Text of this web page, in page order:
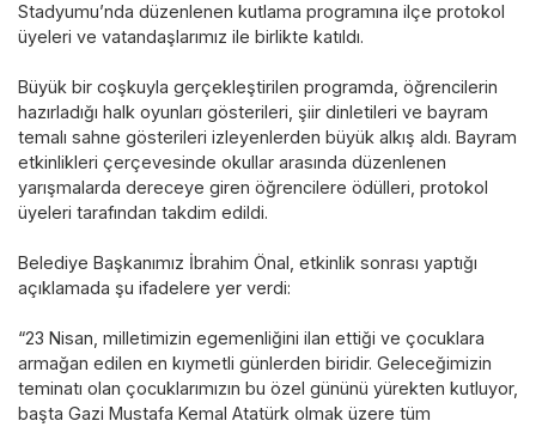
Stadyumu’nda düzenlenen kutlama programına ilçe protokol
üyeleri ve vatandaşlarımız ile birlikte katıldı.
Büyük bir coşkuyla gerçekleştirilen programda, öğrencilerin
hazırladığı halk oyunları gösterileri, şiir dinletileri ve bayram
temalı sahne gösterileri izleyenlerden büyük alkış aldı. Bayram
etkinlikleri çerçevesinde okullar arasında düzenlenen
yarışmalarda dereceye giren öğrencilere ödülleri, protokol
üyeleri tarafından takdim edildi.
Belediye Başkanımız İbrahim Önal, etkinlik sonrası yaptığı
açıklamada şu ifadelere yer verdi:
“23 Nisan, milletimizin egemenliğini ilan ettiği ve çocuklara
armağan edilen en kıymetli günlerden biridir. Geleceğimizin
teminatı olan çocuklarımızın bu özel gününü yürekten kutluyor,
başta Gazi Mustafa Kemal Atatürk olmak üzere tüm